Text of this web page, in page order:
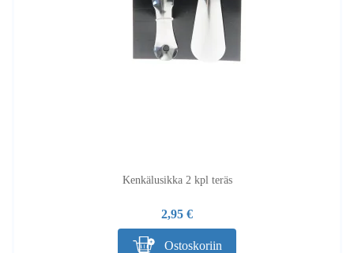
Kenkälusikka 2 kpl teräs
2,95 €
Ostoskoriin